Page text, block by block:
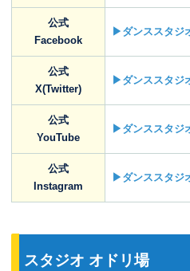
公式
Facebook
▶ダンススタジ
公式
X(Twitter)
▶ダンススタジ
公式
YouTube
▶ダンススタジ
公式
Instagram
▶ダンススタジ
スタジオ オドリ場